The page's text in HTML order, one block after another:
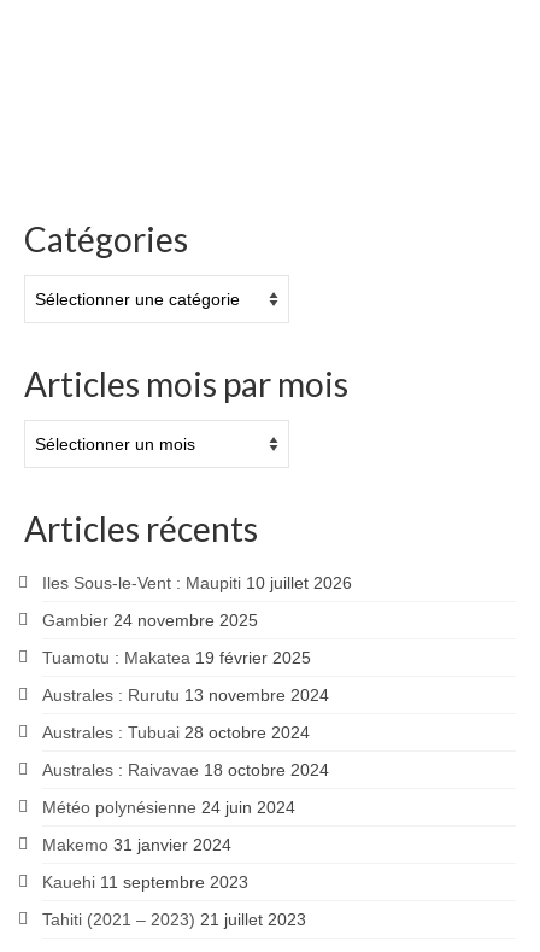
Catégories
Articles mois par mois
mois
Articles récents
Iles Sous-le-Vent : Maupiti 10 juillet 2026
Gambier 24 novembre 2025
Tuamotu : Makatea 19 février 2025
Australes : Rurutu 13 novembre 2024
Australes : Tubuai 28 octobre 2024
Australes : Raivavae 18 octobre 2024
Météo polynésienne 24 juin 2024
Makemo 31 janvier 2024
Kauehi 11 septembre 2023
Tahiti (2021 – 2023) 21 juillet 2023